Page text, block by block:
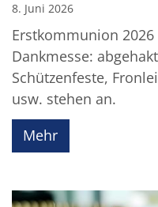
8. Juni 2026
Erstkommunion
Dankmesse:
Schützenfeste,
usw. stehen an.
Mehr